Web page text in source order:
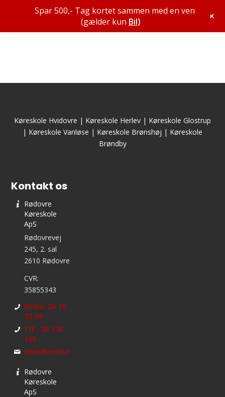
Køreskole Hvidovre | Køreskole Herlev | Køreskole Glostrup
| Køreskole Vanløse | Køreskole Brønshøj | Køreskole
Brøndby
Kontakt os
Rødovre
Køreskole
ApS
Rødovrevej
245, 2. sal
2610 Rødovre
CVR:
35855343
Mobil: 20 16
75 39
Tlf.: 36 126
125
adm@rodovrekoreskole.dk
Rødovre
Køreskole
ApS
Spar 500,- Tag kortet sammen med en ven
(gælder kun Bil) +